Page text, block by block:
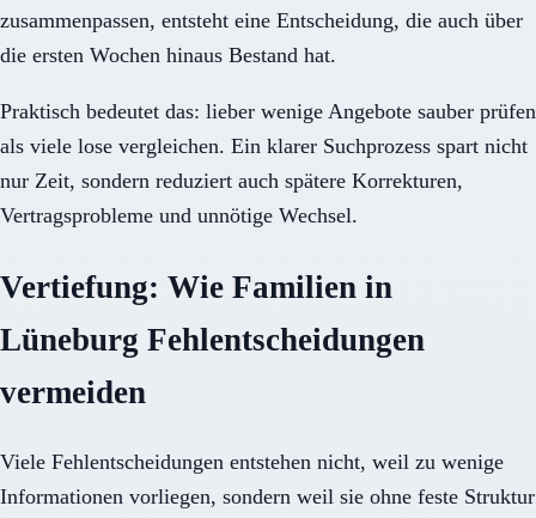
zusammenpassen, entsteht eine Entscheidung, die auch über
die ersten Wochen hinaus Bestand hat.
Praktisch bedeutet das: lieber wenige Angebote sauber prüfen
als viele lose vergleichen. Ein klarer Suchprozess spart nicht
nur Zeit, sondern reduziert auch spätere Korrekturen,
Vertragsprobleme und unnötige Wechsel.
Vertiefung: Wie Familien in
Lüneburg Fehlentscheidungen
vermeiden
Viele Fehlentscheidungen entstehen nicht, weil zu wenige
Informationen vorliegen, sondern weil sie ohne feste Struktur